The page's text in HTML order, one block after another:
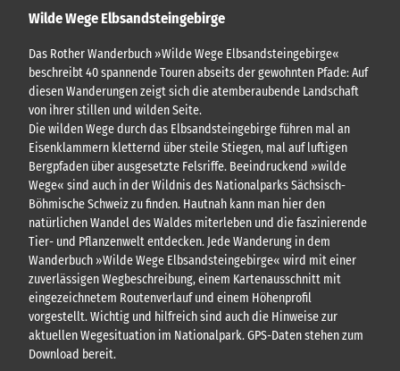
Wilde Wege Elbsandsteingebirge
Das Rother Wanderbuch »Wilde Wege Elbsandsteingebirge«
beschreibt 40 spannende Touren abseits der gewohnten Pfade: Auf
diesen Wanderungen zeigt sich die atemberaubende Landschaft
von ihrer stillen und wilden Seite.
Die wilden Wege durch das Elbsandsteingebirge führen mal an
Eisenklammern kletternd über steile Stiegen, mal auf luftigen
Bergpfaden über ausgesetzte Felsriffe. Beeindruckend »wilde
Wege« sind auch in der Wildnis des Nationalparks Sächsisch-
Böhmische Schweiz zu finden. Hautnah kann man hier den
natürlichen Wandel des Waldes miterleben und die faszinierende
Tier- und Pflanzenwelt entdecken. Jede Wanderung in dem
Wanderbuch »Wilde Wege Elbsandsteingebirge« wird mit einer
zuverlässigen Wegbeschreibung, einem Kartenausschnitt mit
eingezeichnetem Routenverlauf und einem Höhenprofil
vorgestellt. Wichtig und hilfreich sind auch die Hinweise zur
aktuellen Wegesituation im Nationalpark. GPS-Daten stehen zum
Download bereit.